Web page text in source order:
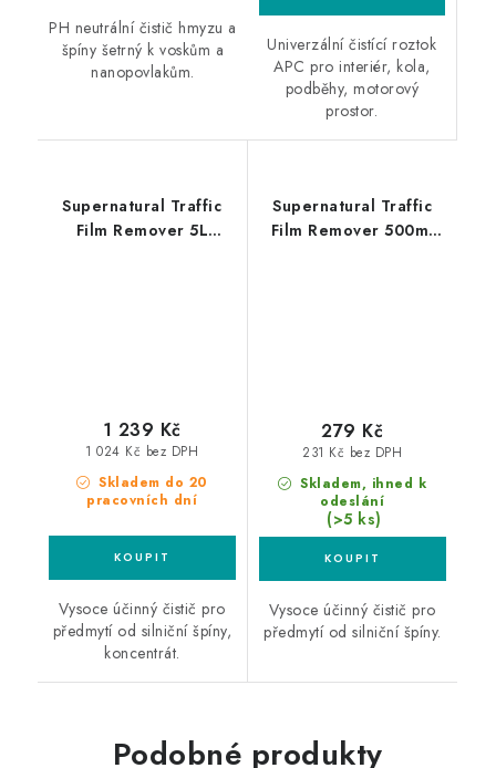
PH neutrální čistič hmyzu a
špíny šetrný k voskům a
nanopovlakům.
Univerzální čistící roztok
APC pro interiér, kola,
podběhy, motorový
prostor.
Supernatural Traffic
Film Remover 5L
Skladem do 20
pracovních dní
1 024 Kč bez DPH
1 239 Kč
Vysoce účinný čistič pro
předmytí od silniční špíny,
koncentrát.
Supernatural Traffic
Film Remover 500ml
Skladem, ihned k
odeslání
(>5 ks)
231 Kč bez DPH
279 Kč
Vysoce účinný čistič pro
předmytí od silniční špíny.
Podobné produkty